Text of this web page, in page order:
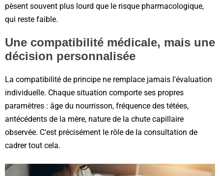
pèsent souvent plus lourd que le risque pharmacologique,
qui reste faible.
Une compatibilité médicale, mais une
décision personnalisée
La compatibilité de principe ne remplace jamais l'évaluation
individuelle. Chaque situation comporte ses propres
paramètres : âge du nourrisson, fréquence des tétées,
antécédents de la mère, nature de la chute capillaire
observée. C'est précisément le rôle de la consultation de
cadrer tout cela.